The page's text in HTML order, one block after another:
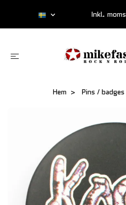
Inkl. moms
Hem Pins / badges